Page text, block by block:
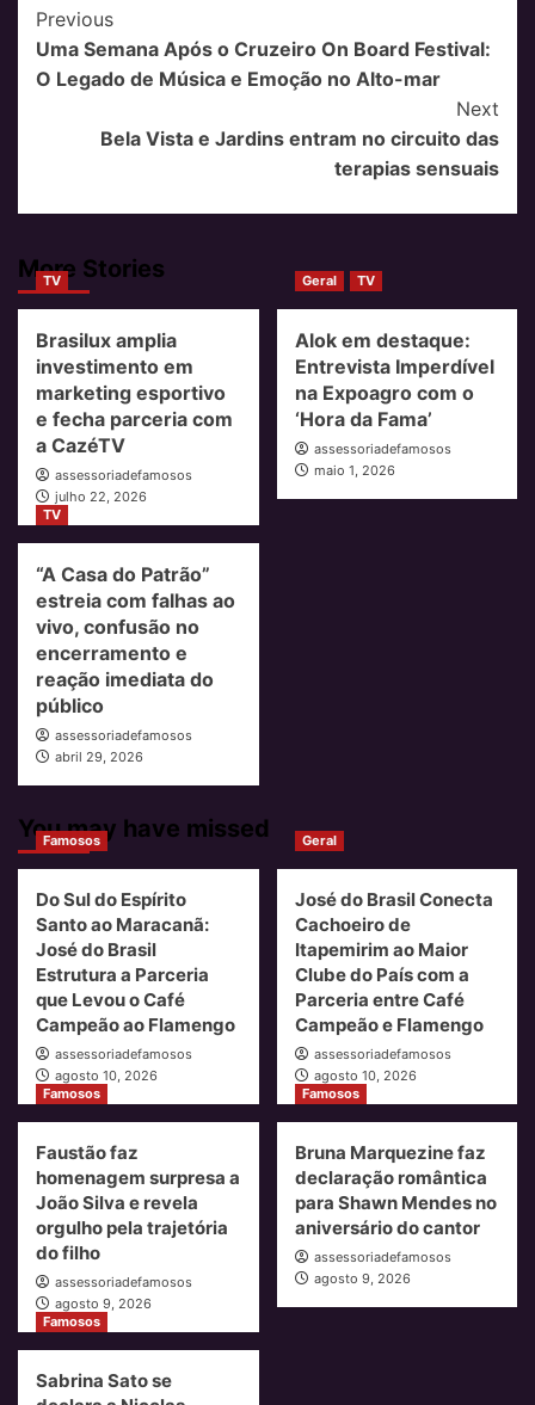
Post
Navigation
Previous
Uma Semana Após o Cruzeiro On Board Festival:
O Legado de Música e Emoção no Alto-mar
Next
Bela Vista e Jardins entram no circuito das
terapias sensuais
More Stories
TV
Brasilux amplia
investimento em
marketing esportivo
e fecha parceria com
a CazéTV
assessoriadefamosos
julho 22, 2026
Geral TV
Alok em destaque:
Entrevista Imperdível
na Expoagro com o
‘Hora da Fama’
assessoriadefamosos
maio 1, 2026
TV
“A Casa do Patrão”
estreia com falhas ao
vivo, confusão no
encerramento e
reação imediata do
público
assessoriadefamosos
abril 29, 2026
You may have missed
Famosos
Do Sul do Espírito
Santo ao Maracanã:
José do Brasil
Estrutura a Parceria
que Levou o Café
Campeão ao Flamengo
assessoriadefamosos
agosto 10, 2026
Geral
José do Brasil Conecta
Cachoeiro de
Itapemirim ao Maior
Clube do País com a
Parceria entre Café
Campeão e Flamengo
assessoriadefamosos
agosto 10, 2026
Famosos
Faustão faz
homenagem surpresa a
João Silva e revela
orgulho pela trajetória
do filho
assessoriadefamosos
agosto 9, 2026
Famosos
Bruna Marquezine faz
declaração romântica
para Shawn Mendes no
aniversário do cantor
assessoriadefamosos
agosto 9, 2026
Famosos
Sabrina Sato se